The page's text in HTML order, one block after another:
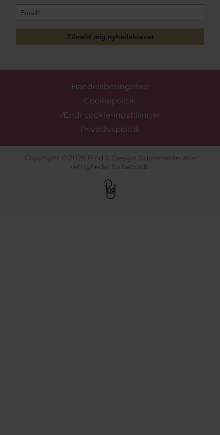
Tilmeld mig nyhedsbrevet
Handelsbetingelser
Cookiepolitik
Ændr cookie-indstillinger
Privatlivspolitik
Copyright © 2026 Pind J. Design Guldsmedie. Alle
rettigheder forbeholdt.